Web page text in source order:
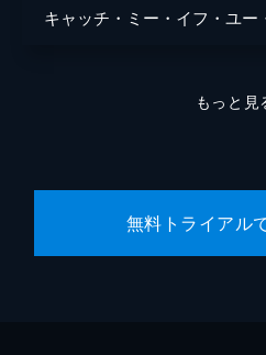
キャッチ・ミー・イフ・ユー
もっと見
無料トライアル